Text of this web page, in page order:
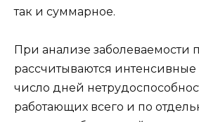
так и суммарное.
При анализе заболеваемости
рассчитываются интенсивные
число дней
работающих всего и по